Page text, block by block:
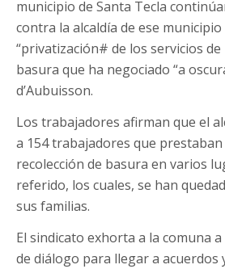
municipio de Santa Tecla
contra la alcaldía de ese
“privatización# de los servicios de
basura que ha negociado “a
d’Aubuisson.
Los trabajadores afirman que el
a 154 trabajadores que prestaban
recolección de basura en varios
referido, los cuales, se han
sus familias.
El sindicato exhorta a la comuna
de diálogo para llegar a acuerdos